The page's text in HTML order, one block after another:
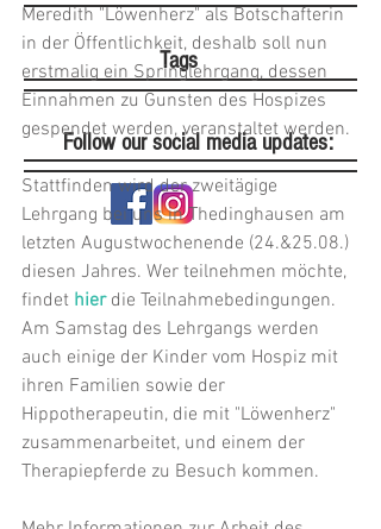
Tags
Follow our social media updates:
Meredith "Löwenherz" als Botschafterin
in der Öffentlichkeit, deshalb soll nun
erstmalig ein Springlehrgang, dessen
Einnahmen zu Gunsten des Hospizes
gespendet werden, veranstaltet werden.
Stattfinden wird der zweitägige
Lehrgang bei uns in Thedinghausen am
letzten Augustwochenende (24.&25.08.)
diesen Jahres. Wer teilnehmen möchte,
findet hier die Teilnahmebedingungen.
Am Samstag des Lehrgangs werden
auch einige der Kinder vom Hospiz mit
ihren Familien sowie der
Hippotherapeutin, die mit "Löwenherz"
zusammenarbeitet, und einem der
Therapiepferde zu Besuch kommen.